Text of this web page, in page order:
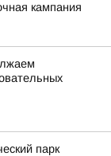
кампания
парк